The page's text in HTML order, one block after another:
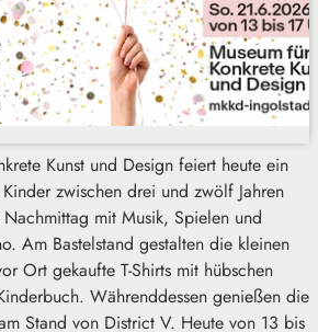
Kunst und Design feiert heute ein
zwischen drei und zwölf Jahren
mit Musik, Spielen und
Am Bastelstand gestalten die kleinen
Ort gekaufte T-Shirts mit hübschen
Währenddessen genießen die
Stand von District V. Heute von 13 bis